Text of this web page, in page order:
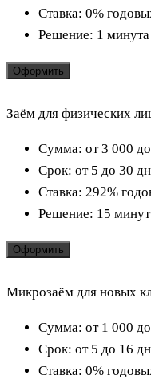
Ставка: 0%
Решение: 1 минута
Оформить
Заём для физических
Сумма: от 3 000
Срок: от 5 до 30
Ставка: 292%
Решение: 15 минут
Оформить
Микрозаём для новых
Сумма: от 1 000
Срок: от 5 до 16
Ставка: 0%